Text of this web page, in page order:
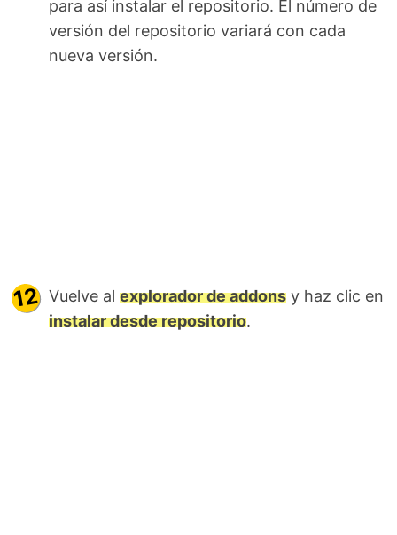
para así instalar el repositorio. El número de
versión del repositorio variará con cada
nueva versión.
Vuelve al explorador de addons y haz clic en
instalar desde repositorio.